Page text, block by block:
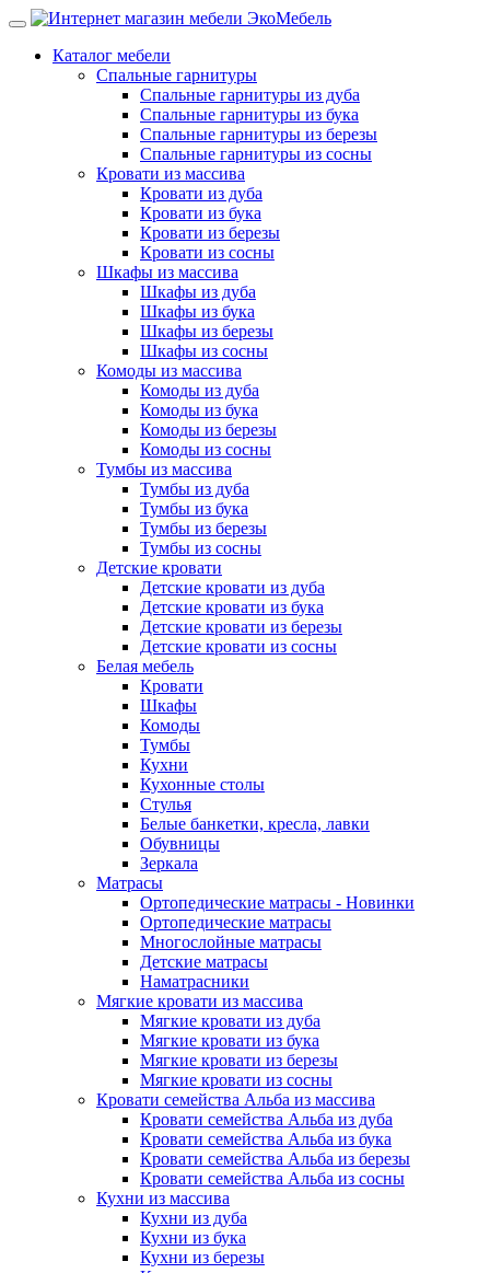
Каталог мебели
Спальные гарнитуры
Спальные гарнитуры из дуба
Спальные гарнитуры из бука
Спальные гарнитуры из березы
Спальные гарнитуры из сосны
Кровати из массива
Кровати из дуба
Кровати из бука
Кровати из березы
Кровати из сосны
Шкафы из массива
Шкафы из дуба
Шкафы из бука
Шкафы из березы
Шкафы из сосны
Комоды из массива
Комоды из дуба
Комоды из бука
Комоды из березы
Комоды из сосны
Тумбы из массива
Тумбы из дуба
Тумбы из бука
Тумбы из березы
Тумбы из сосны
Детские кровати
Детские кровати из дуба
Детские кровати из бука
Детские кровати из березы
Детские кровати из сосны
Белая мебель
Кровати
Шкафы
Комоды
Тумбы
Кухни
Кухонные столы
Стулья
Белые банкетки, кресла, лавки
Обувницы
Зеркала
Матрасы
Ортопедические матрасы - Новинки
Ортопедические матрасы
Многослойные матрасы
Детские матрасы
Наматрасники
Мягкие кровати из массива
Мягкие кровати из дуба
Мягкие кровати из бука
Мягкие кровати из березы
Мягкие кровати из сосны
Кровати семейства Альба из массива
Кровати семейства Альба из дуба
Кровати семейства Альба из бука
Кровати семейства Альба из березы
Кровати семейства Альба из сосны
Кухни из массива
Кухни из дуба
Кухни из бука
Кухни из березы